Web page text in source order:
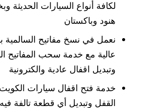
لكافة أنواع السيارات الحديثة
هنود وباكستان
نعمل في نسخ مفاتيح
عالية مع خدمة سحب المفاتيح
وتبديل اقفال عادية والكترونية
خدمة فتح اقفال سيارات
القفل وتبديل أي قطعة تالفة